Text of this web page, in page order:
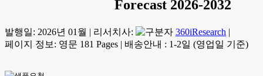
Forecast 2026-2032
발행일: 2026년 01월 | 리서치사: 360iResearch |
페이지 정보: 영문 181 Pages | 배송안내 : 1-2일 (영업일 기준)